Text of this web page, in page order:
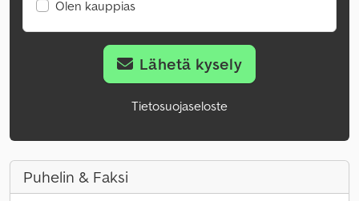
Olen kauppias
Lähetä kysely
Tietosuojaseloste
Puhelin & Faksi